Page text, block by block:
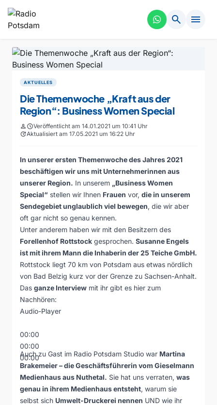
search menu
AKTUELLES
Die Themenwoche „Kraft aus der
Region“: Business Women Special
personscheduleVeröffentlicht am 14.01.2021 um 10:41 Uhr
updateAktualisiert am 17.05.2021 um 16:22 Uhr
In unserer ersten Themenwoche des Jahres 2021
beschäftigen wir uns mit Unternehmerinnen aus
unserer Region. In unserem „Business Women
Special“ stellen wir Ihnen Frauen vor, die in unserem
Sendegebiet unglaublich viel bewegen, die wir aber
oft gar nicht so genau kennen.
Unter anderem haben wir mit den Besitzern des
Forellenhof Rottstock gesprochen. Susanne Engels
ist mit ihrem Mann die Inhaberin der 25 Teiche GmbH.
Rottstock liegt 70 km von Potsdam aus etwas nördlich
von Bad Belzig kurz vor der Grenze zu Sachsen-Anhalt.
Das ganze Interview mit ihr gibt es hier zum
Nachhören:
Audio-Player
00:00
00:00
00:00
Auch zu Gast im Radio Potsdam Studio war Martina
Brakemeier – die Geschäftsführerin vom Gieselmann
Medienhausaus Nuthetal. Sie hat uns verraten, was
genau in ihrem Medienhaus entsteht, warum sie
selbst sich Umwelt-Druckerei nennen UND wie ihr